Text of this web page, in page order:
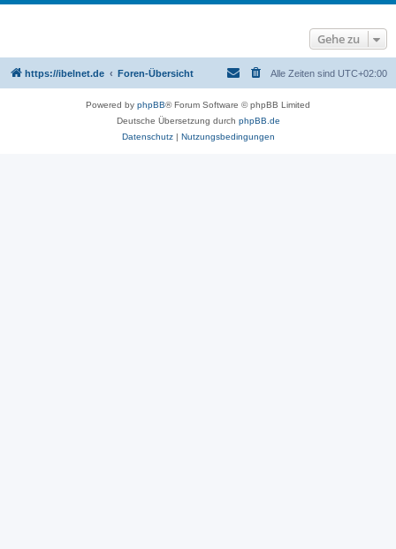
Gehe zu
https://ibelnet.de Foren-Übersicht Alle Zeiten sind UTC+02:00
Powered by phpBB® Forum Software © phpBB Limited
Deutsche Übersetzung durch phpBB.de
Datenschutz| Nutzungsbedingungen